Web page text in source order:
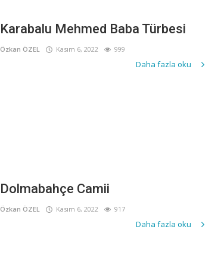
Karabalu Mehmed Baba Türbesi
Özkan ÖZEL Kasım 6, 2022 999
Daha fazla oku
Dolmabahçe Camii
Özkan ÖZEL Kasım 6, 2022 917
Daha fazla oku